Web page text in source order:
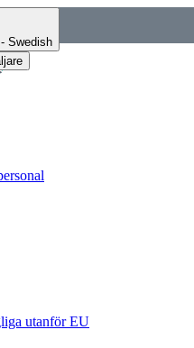
Swedish
utanför EU